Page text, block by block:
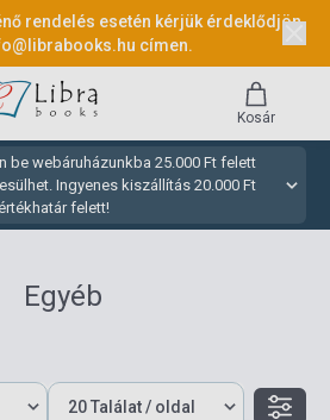
rendelés esetén kérjük érdeklődjön
címen.
be webáruházunkba 25.000 Ft felett
Ingyenes kiszállítás 20.000 Ft
felett!
Kosár
Egyéb